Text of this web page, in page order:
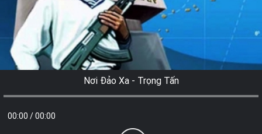
Nơi Đảo Xa - Trọng Tấn
00:00 /00:00